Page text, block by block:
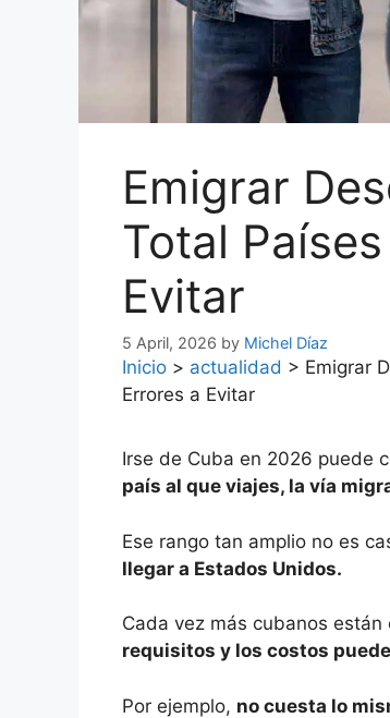
Emigrar
Total
Evitar
5 April, 2026 by Michel Díaz
Inicio > actualidad > Emigrar
Errores a Evitar
Irse de Cuba en 2026 puede
país al que viajes, la vía
Ese rango tan amplio no es
llegar a Estados Unidos.
Cada vez más cubanos
requisitos y los costos
Por ejemplo, no cuesta lo